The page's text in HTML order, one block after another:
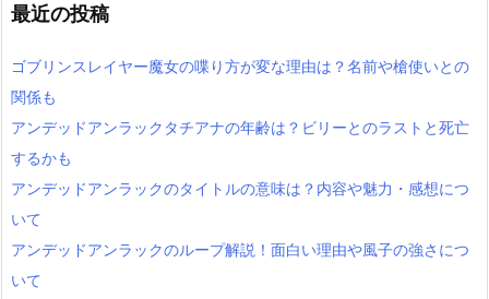
最近の投稿
ゴブリンスレイヤー魔女の喋り方が変な理由は？名前や槍使いとの
関係も
アンデッドアンラックタチアナの年齢は？ビリーとのラストと死亡
するかも
アンデッドアンラックのタイトルの意味は？内容や魅力・感想につ
いて
アンデッドアンラックのループ解説！面白い理由や風子の強さにつ
いて